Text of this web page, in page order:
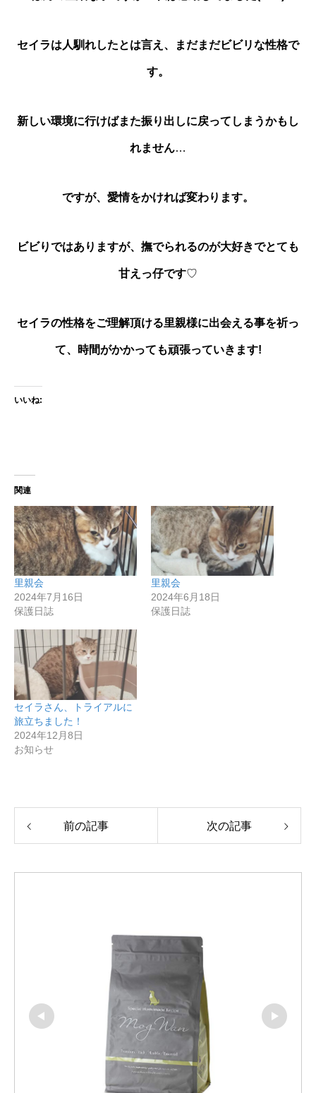
セイラは人馴れしたとは言え、まだまだビビリな性格で
す。
新しい環境に行けばまた振り出しに戻ってしまうかもし
れません…
ですが、愛情をかければ変わります。
ビビりではありますが、撫でられるのが大好きでとても
甘えっ仔です♡
セイラの性格をご理解頂ける里親様に出会える事を祈っ
て、時間がかかっても頑張っていきます!
いいね:
関連
里親会
2024年7月16日
保護日誌
里親会
2024年6月18日
保護日誌
セイラさん、トライアルに
旅立ちました！
2024年12月8日
お知らせ
前の記事 次の記事